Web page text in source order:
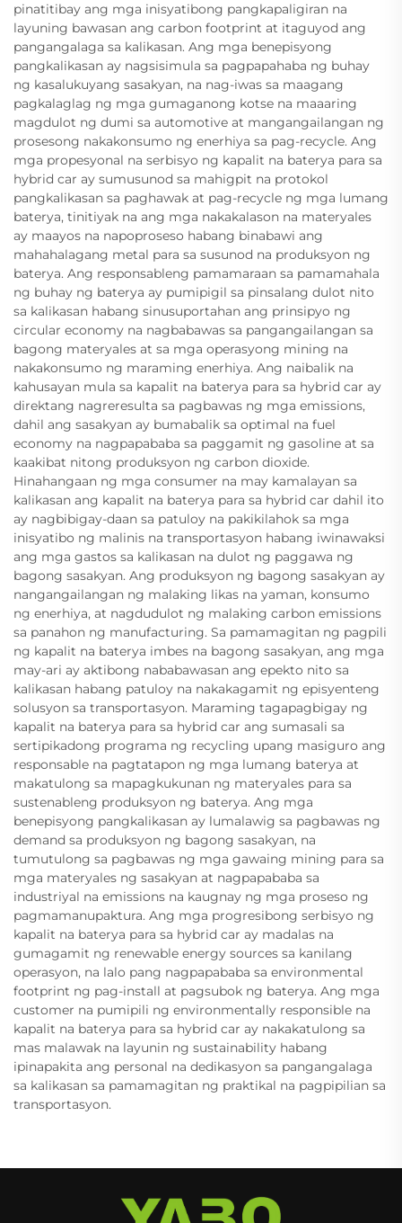
pinatitibay ang mga inisyatibong pangkapaligiran na
layuning bawasan ang carbon footprint at itaguyod ang
pangangalaga sa kalikasan. Ang mga benepisyong
pangkalikasan ay nagsisimula sa pagpapahaba ng buhay
ng kasalukuyang sasakyan, na nag-iwas sa maagang
pagkalaglag ng mga gumaganong kotse na maaaring
magdulot ng dumi sa automotive at mangangailangan ng
prosesong nakakonsumo ng enerhiya sa pag-recycle. Ang
mga propesyonal na serbisyo ng kapalit na baterya para sa
hybrid car ay sumusunod sa mahigpit na protokol
pangkalikasan sa paghawak at pag-recycle ng mga lumang
baterya, tinitiyak na ang mga nakakalason na materyales
ay maayos na napoproseso habang binabawi ang
mahahalagang metal para sa susunod na produksyon ng
baterya. Ang responsableng pamamaraan sa pamamahala
ng buhay ng baterya ay pumipigil sa pinsalang dulot nito
sa kalikasan habang sinusuportahan ang prinsipyo ng
circular economy na nagbabawas sa pangangailangan sa
bagong materyales at sa mga operasyong mining na
nakakonsumo ng maraming enerhiya. Ang naibalik na
kahusayan mula sa kapalit na baterya para sa hybrid car ay
direktang nagreresulta sa pagbawas ng mga emissions,
dahil ang sasakyan ay bumabalik sa optimal na fuel
economy na nagpapababa sa paggamit ng gasoline at sa
kaakibat nitong produksyon ng carbon dioxide.
Hinahangaan ng mga consumer na may kamalayan sa
kalikasan ang kapalit na baterya para sa hybrid car dahil ito
ay nagbibigay-daan sa patuloy na pakikilahok sa mga
inisyatibo ng malinis na transportasyon habang iwinawaksi
ang mga gastos sa kalikasan na dulot ng paggawa ng
bagong sasakyan. Ang produksyon ng bagong sasakyan ay
nangangailangan ng malaking likas na yaman, konsumo
ng enerhiya, at nagdudulot ng malaking carbon emissions
sa panahon ng manufacturing. Sa pamamagitan ng pagpili
ng kapalit na baterya imbes na bagong sasakyan, ang mga
may-ari ay aktibong nababawasan ang epekto nito sa
kalikasan habang patuloy na nakakagamit ng episyenteng
solusyon sa transportasyon. Maraming tagapagbigay ng
kapalit na baterya para sa hybrid car ang sumasali sa
sertipikadong programa ng recycling upang masiguro ang
responsable na pagtatapon ng mga lumang baterya at
makatulong sa mapagkukunan ng materyales para sa
sustenableng produksyon ng baterya. Ang mga
benepisyong pangkalikasan ay lumalawig sa pagbawas ng
demand sa produksyon ng bagong sasakyan, na
tumutulong sa pagbawas ng mga gawaing mining para sa
mga materyales ng sasakyan at nagpapababa sa
industriyal na emissions na kaugnay ng mga proseso ng
pagmamanupaktura. Ang mga progresibong serbisyo ng
kapalit na baterya para sa hybrid car ay madalas na
gumagamit ng renewable energy sources sa kanilang
operasyon, na lalo pang nagpapababa sa environmental
footprint ng pag-install at pagsubok ng baterya. Ang mga
customer na pumipili ng environmentally responsible na
kapalit na baterya para sa hybrid car ay nakakatulong sa
mas malawak na layunin ng sustainability habang
ipinapakita ang personal na dedikasyon sa pangangalaga
sa kalikasan sa pamamagitan ng praktikal na pagpipilian sa
transportasyon.